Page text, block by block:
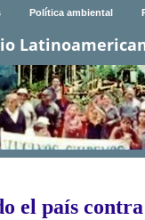
Política ambiental
el país